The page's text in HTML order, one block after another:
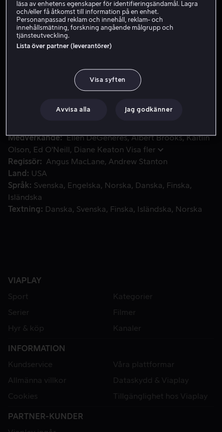
Hyr 55 kr
Glömska fisken Doris lever ett lyckligt liv vid ett rev
Glömska fisken Doris lever ett lyckligt liv vid ett rev
tillsammans med Nemo och Marvin. Men plötsligt minns
och trion beger sig ut på ett storlaget äventyr för att
Medverkande
Ellen DeGeneres Albert Brooks Kaitlin
Olson
Ed O'Neill Diane Keaton Visa fler
Regissör
Angus MacLane
Andrew Stanton
Land
USA
Språk
Svenska Engelska Norska Danska
Finska
Isländska
Textning
Danska Svenska Finska Isländska Norska
VIAPLAY
Sport
Kategorier
Serier
Filmer
Hyr & köp
Kanaler
INFORMATION
Kundservice
Våra plattformar
Allmänna villkor
Dataskydd & Viaplay
Cookies
Tillgänglighet hos Viaplay
PARTNER-KUNDER
läsa av enhetens egenskaper för identifieringsändamål. Lagra
och/eller få åtkomst till information på en enhet.
Personanpassad reklam och innehåll, reklam- och
innehållsmätning, forskning angående målgrupp och
tjänsteutveckling.
Lista över partner (leverantörer)
Visa syften
Avvisa alla Jag godkänner